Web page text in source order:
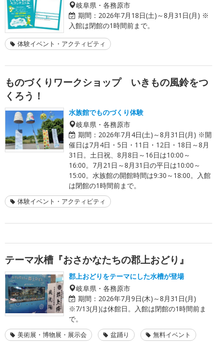
岐阜県・各務原市
期間： 2026年7月18日(土)～8月31日(月) ※
入館は閉館の1時間前まで。
体験イベント・アクティビティ
ものづくりワークショップ いきもの風鈴をつ
くろう！
水族館でものづくり体験
岐阜県・各務原市
期間： 2026年7月4日(土)～8月31日(月) ※開
催日は7月4日・5日・11日・12日・18日～8月
31日。土日祝、8月8日～16日は10:00～
16:00。7月21日～8月31日の平日は10:00～
15:00。水族館の開館時間は9:30～18:00。入館
は閉館の1時間前まで。
体験イベント・アクティビティ
テーマ水槽『おさかなたちの郡上おどり』
郡上おどりをテーマにした水槽が登場
岐阜県・各務原市
期間： 2026年7月9日(木)～8月31日(月)
※7/13(月)は休館日。入館は閉館の1時間前ま
で。
美術展・博物展・展示会 盆踊り 無料イベント